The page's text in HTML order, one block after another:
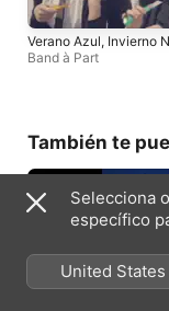
Verano Azul, Invierno
Band à Part
También te
Selecciona
específico
United States